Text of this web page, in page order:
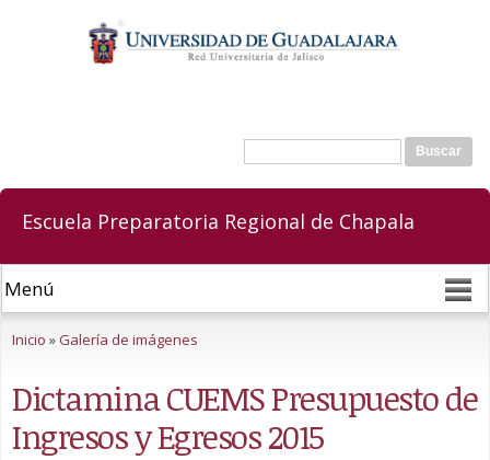
contenido
principal
Formulario de búsqueda
Buscar
Escuela Preparatoria Regional de Chapala
Inicio »Galería de imágenes
Dictamina CUEMS Presupuesto de
Ingresos y Egresos 2015